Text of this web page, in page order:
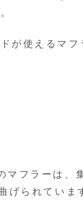
が使えるマフ
マフラーは、
げられていま